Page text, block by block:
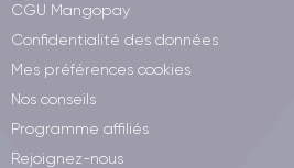
CGU Mangopay
Confidentialité des données
Mes préférences cookies
Nos conseils
Programme affiliés
Rejoignez-nous